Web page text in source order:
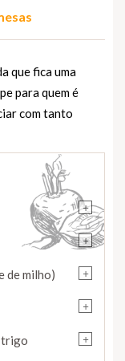
que fica uma
para quem é
com tanto
+
+
+
de milho)
+
+
trigo